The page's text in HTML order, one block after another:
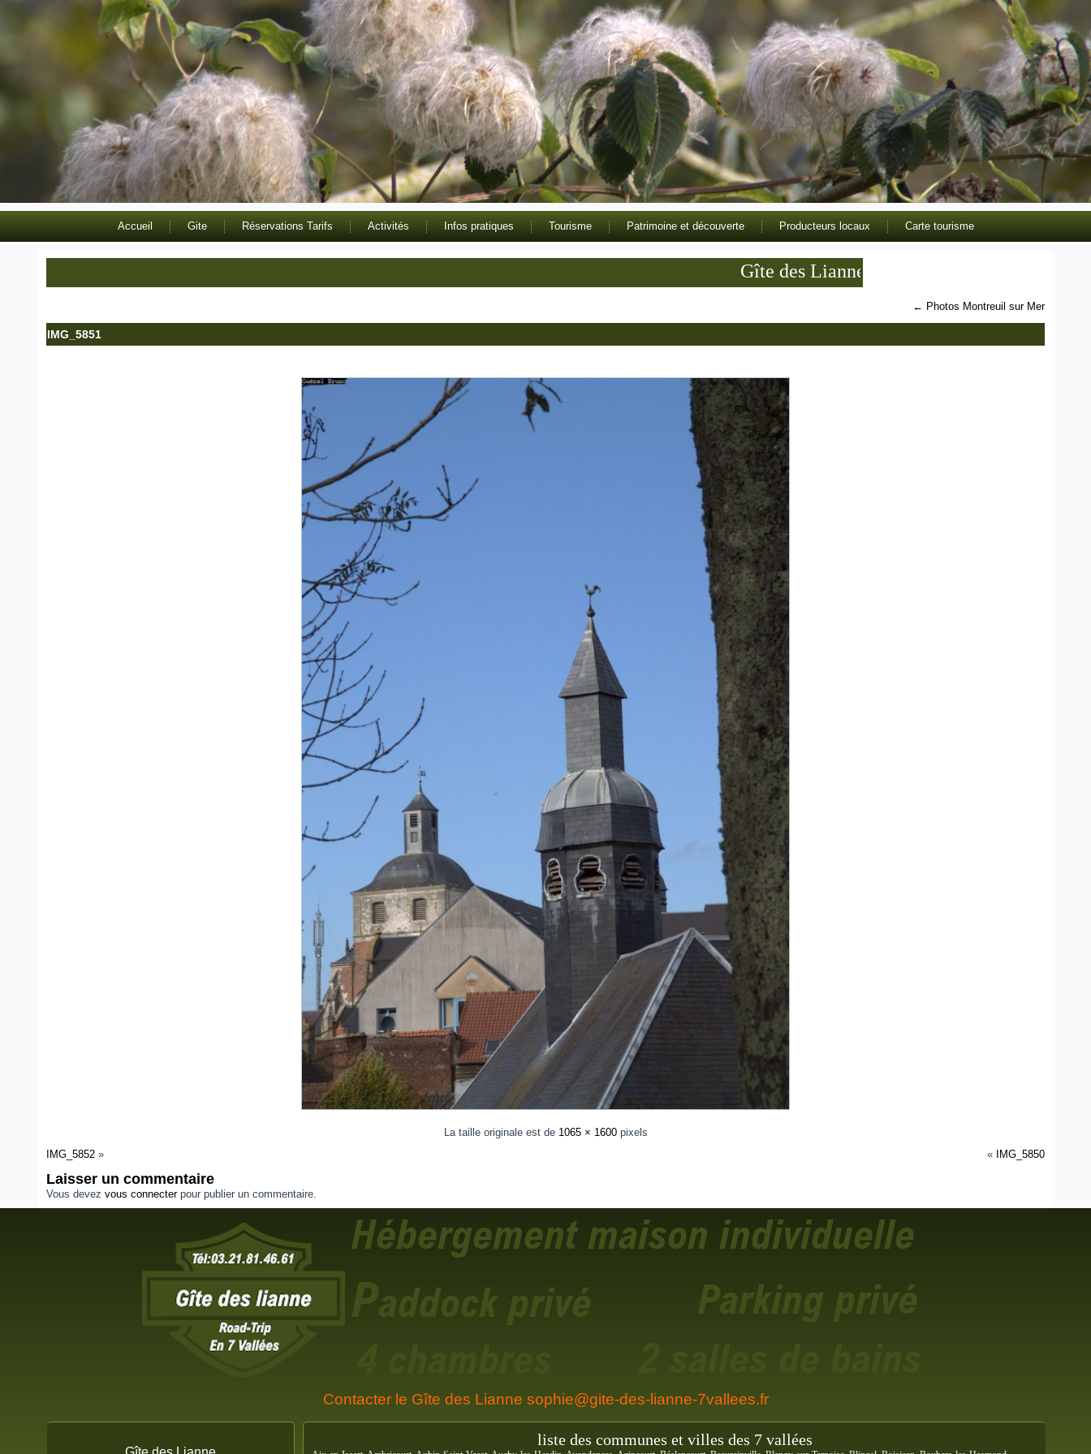
Accueil Gite Réservations Tarifs Activités Infos pratiques Tourisme Patrimoine et découverte Producteurs locaux Carte tourisme
Gîte des Lianne meublé de tourisme 3 étoiles
← Photos Montreuil sur Mer
IMG_5851
La taille originale est de 1065 × 1600pixels
IMG_5852 » « IMG_5850
Laisser un commentaire
Vous devez vous connecterpour publier un commentaire.
Contacter le Gîte des Lianne sophie@gite-des-lianne-7vallees.fr
liste des communes et villes des 7 vallées